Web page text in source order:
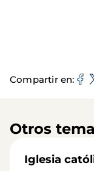
Compartir en
Otros
Iglesia